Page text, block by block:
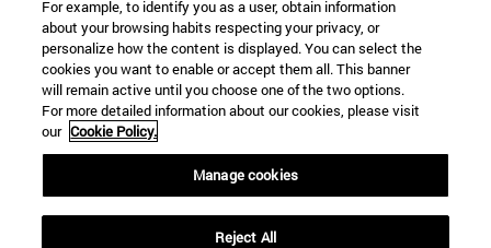
Accesos directos
Biblioteca(abre en nueva ventana)
Mi correo(abre en nueva ventana)
(abre en nueva ventana)
Búsqueda de personas(abre en nueva ventana)
Trabaja con nosotros(abre en nueva ventana)
For example, to identify you as a user, obtain information
about your browsing habits respecting your privacy, or
personalize how the content is displayed. You can select the
cookies you want to enable or accept them all. This banner
will remain active until you choose one of the two options.
For more detailed information about our cookies, please visit
our Cookie Policy.
Manage cookies
Reject All